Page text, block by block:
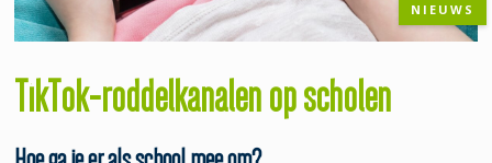
TikTok-roddelkanalen op scholen
NIEUWS